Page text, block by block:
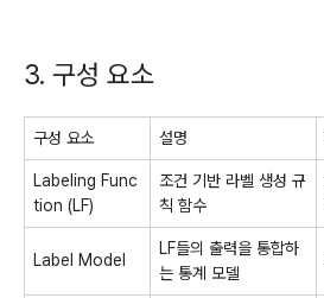
3. 구성 요소
구성 요소 설명
Labeling Func
tion (LF)
조건 기반 라벨 생성 규
칙 함수
Label Model
LF들의 출력을 통합하
는 통계 모델